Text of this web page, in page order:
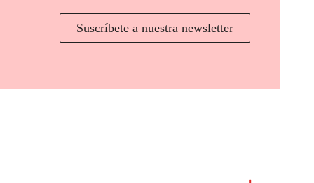
Suscríbete a nuestra newsletter